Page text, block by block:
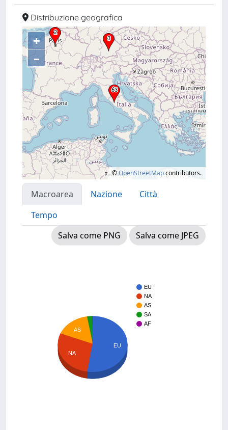
Distribuzione geografica
+
–
©OpenStreetMapcontributors.
Macroarea Nazione
Città
Tempo
Salva come PNG
Salva come JPEG
EU
NA
AS
SA
AF
AS
NA
EU